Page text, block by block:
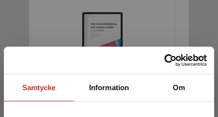
Samtycke Information Om
Om vuxenutbildning och vuxnas
studier